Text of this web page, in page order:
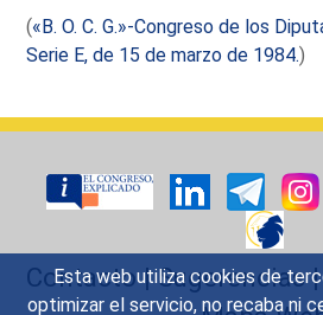
Esta web utiliza cookies de
optimizar el servicio, no recaba ni
(«B. O. C. G.»-Congreso de los
Serie E, de 15 de marzo de 1984.)
Contacto|Sugerencias